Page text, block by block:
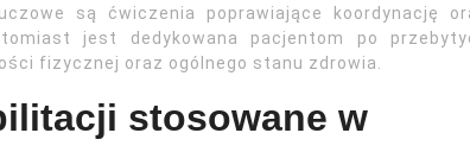
są ćwiczenia poprawiające koordynację
jest dedykowana pacjentom po
fizycznej oraz ogólnego stanu zdrowia.
stosowane w